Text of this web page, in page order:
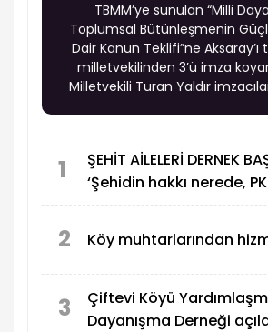
TBMM’ye sunulan “Milli
Toplumsal Bütünleşmenin
Dair Kanun Teklifi”ne
milletvekilinden 3’ü imza
Milletvekili Turan Yaldır
1
ŞEHİT AİLELERİ DERNEK
‘Şehidin hakkı nerede,
2 Köy muhtarlarından
3
Çiftevi Köyü
Dayanışma Derneği